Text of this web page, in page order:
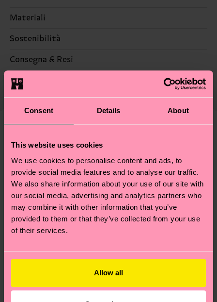
Consent Details About
This website uses cookies
We use cookies to personalise content and ads, to
provide social media features and to analyse our traffic.
We also share information about your use of our site with
our social media, advertising and analytics partners who
may combine it with other information that you’ve
provided to them or that they’ve collected from your use
of their services.
Allow all
Materiali
95% Cotone, 5% Elastan
Sostenibilità
La sostenibilità, per noi, è un vero e proprio
lifestyle: non si ferma alla qualità o alle
certificazioni, ma include filiere etiche, meno
emissioni, amore per i calzini… e tantissime altre
piccole-grandi scelte responsabili! Vuoi scoprire
tutti i nostri segreti (e qualche dritta utile)? Dai
Consegna & Resi
Il tempo di consegna stimato per Italia dalla data
di spedizione è di 5-8 giorni lavorativi. Tieni
Hai domande sui resi? Visita la nostra pagina
per trovare le risposte alle domande più comuni.